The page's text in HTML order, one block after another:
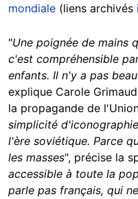
mondiale (liens archivés
"Une poignée de mains
c'est compréhensible
enfants. Il n'y a pas
explique Carole
la propagande de
simplicité
l'ère soviétique. Parce
les masses", précise la
accessible à toute la
parle pas français, qui